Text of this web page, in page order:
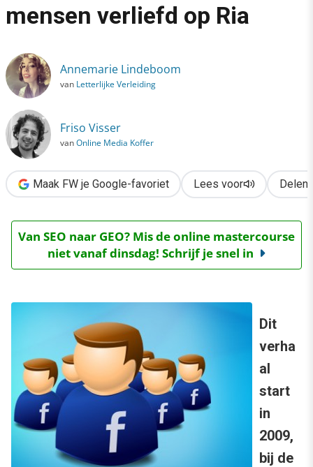
Retailer Action laat fan Facebook beheren: 32.000 mensen
mensen verliefd op Ria
Annemarie Lindeboom
van Letterlijke Verleiding
Friso Visser
vanOnline Media Koffer
Maak FW je Google-favoriet Lees voor Delen
Van SEO naar GEO? Mis de online mastercourse
niet vanaf dinsdag! Schrijf je snel in
Dit
verha
al
start
in
2009,
bij de